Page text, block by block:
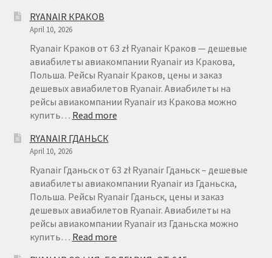
ВРОЦЛАВ
RYANAIR КРАКОВ
April 10, 2026
Ryanair Краков от 63 zł Ryanair Краков — дешевые
авиабилеты авиакомпании Ryanair из Кракова,
Польша. Рейсы Ryanair Краков, цены и заказ
дешевых авиабилетов Ryanair. Авиабилеты на
рейсы авиакомпании Ryanair из Кракова можно
купить… Read more:
RYANAIR ГДАНЬСК
April 10, 2026
Ryanair Гданьск от 63 zł Ryanair Гданьск – дешевые
авиабилеты авиакомпании Ryanair из Гданьска,
Польша. Рейсы Ryanair Гданьск, цены и заказ
дешевых авиабилетов Ryanair. Авиабилеты на
рейсы авиакомпании Ryanair из Гданьска можно
купить… Read more: